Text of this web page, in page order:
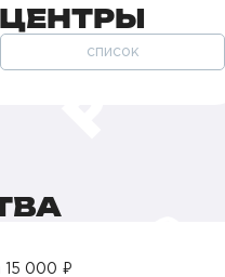
список
15 000 ₽